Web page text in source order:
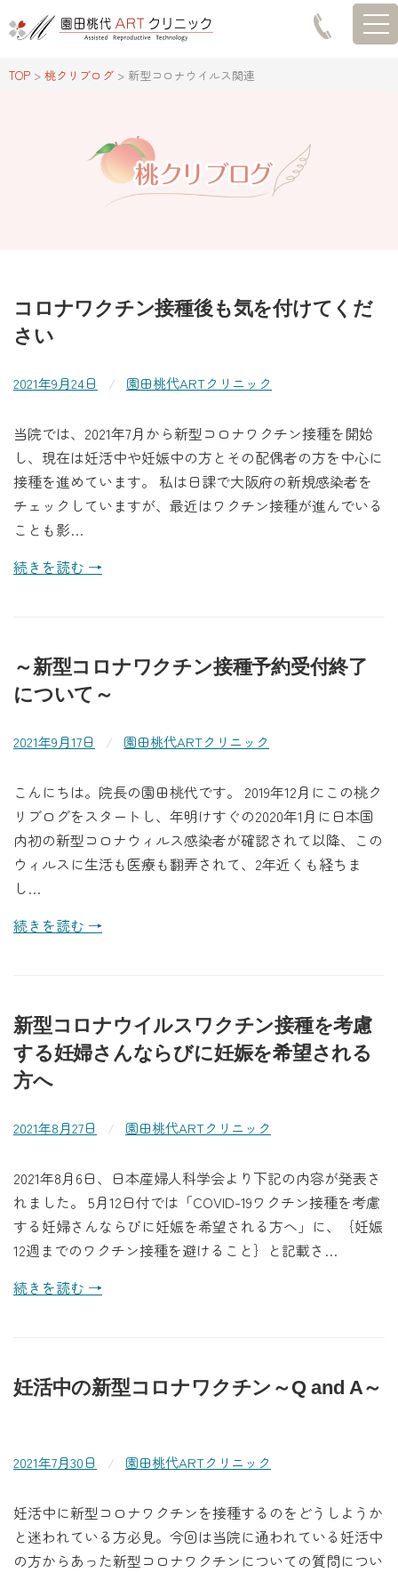
TOP > 桃クリブログ > 新型コロナウイルス関連
コロナワクチン接種後も気を付けてくだ
さい
2021年9月24日 / 園田桃代ARTクリニック
当院では、2021年7月から新型コロナワクチン接種を開始
し、現在は妊活中や妊娠中の方とその配偶者の方を中心に
接種を進めています。 私は日課で大阪府の新規感染者を
チェックしていますが、最近はワクチン接種が進んでいる
ことも影…
続きを読む →
～新型コロナワクチン接種予約受付終了
について～
2021年9月17日 / 園田桃代ARTクリニック
こんにちは。院長の園田桃代です。 2019年12月にこの桃ク
リブログをスタートし、年明けすぐの2020年1月に日本国
内初の新型コロナウィルス感染者が確認されて以降、この
ウィルスに生活も医療も翻弄されて、2年近くも経ちま
し…
続きを読む →
新型コロナウイルスワクチン接種を考慮
する妊婦さんならびに妊娠を希望される
方へ
2021年8月27日 / 園田桃代ARTクリニック
2021年8月6日、日本産婦人科学会より下記の内容が発表さ
れました。 5月12日付では「COVID-19ワクチン接種を考慮
する妊婦さんならびに妊娠を希望される方へ」に、｛妊娠
12週までのワクチン接種を避けること｝と記載さ…
続きを読む →
妊活中の新型コロナワクチン～Q and A～
2021年7月30日 / 園田桃代ARTクリニック
妊活中に新型コロナワクチンを接種するのをどうしようか
と迷われている方必見。今回は当院に通われている妊活中
の方からあった新型コロナワクチンについての質問につい